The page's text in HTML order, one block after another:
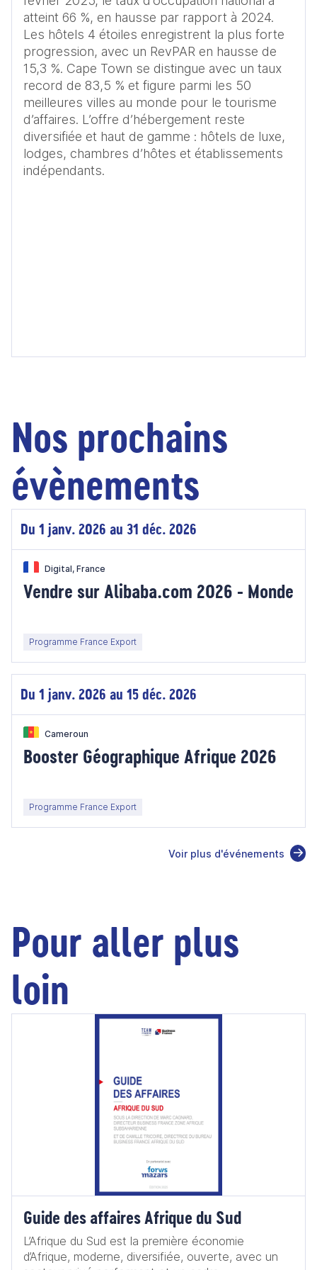
atteint 66 %, en hausse par rapport à 2024.
Les hôtels 4 étoiles enregistrent la plus forte
progression, avec un RevPAR en hausse de
15,3 %. Cape Town se distingue avec un taux
record de 83,5 % et figure parmi les 50
meilleures villes au monde pour le tourisme
d’affaires. L’offre d’hébergement reste
diversifiée et haut de gamme : hôtels de luxe,
lodges, chambres d’hôtes et établissements
indépendants.
Nos prochains
évènements
Du 1 janv. 2026 au 31 déc. 2026
Digital, France
Vendre sur Alibaba.com 2026 - Monde
Programme France Export
Du 1 janv. 2026 au 15 déc. 2026
Cameroun
Booster Géographique Afrique 2026
Programme France Export
Voir plus d'événements
Pour aller plus
loin
Guide des affaires Afrique du Sud
L’Afrique du Sud est la première économie
d’Afrique, moderne, diversifiée, ouverte, avec un